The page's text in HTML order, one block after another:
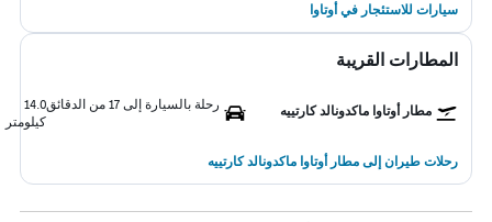
سيارات للاستئجار في أوتاوا
المطارات القريبة
مطار أوتاوا ماكدونالد كارتييه رحلة بالسيارة إلى 17 من الدقائق
14.0
كيلومتر
رحلات طيران إلى مطار أوتاوا ماكدونالد كارتييه